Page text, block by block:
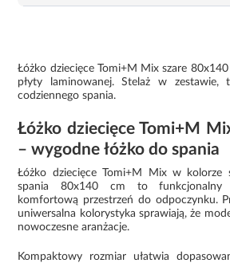
Łóżko dziecięce Tomi+M Mix szare
płyty laminowanej. Stelaż w zestawie,
codziennego spania.
Łóżko dziecięce Tomi+M
– wygodne łóżko do spania
Łóżko dziecięce Tomi+M Mix w kolorze
spania 80x140 cm to funkcjonalny
komfortową przestrzeń do odpoczynku.
uniwersalna kolorystyka sprawiają, że
nowoczesne aranżacje.
Kompaktowy rozmiar ułatwia